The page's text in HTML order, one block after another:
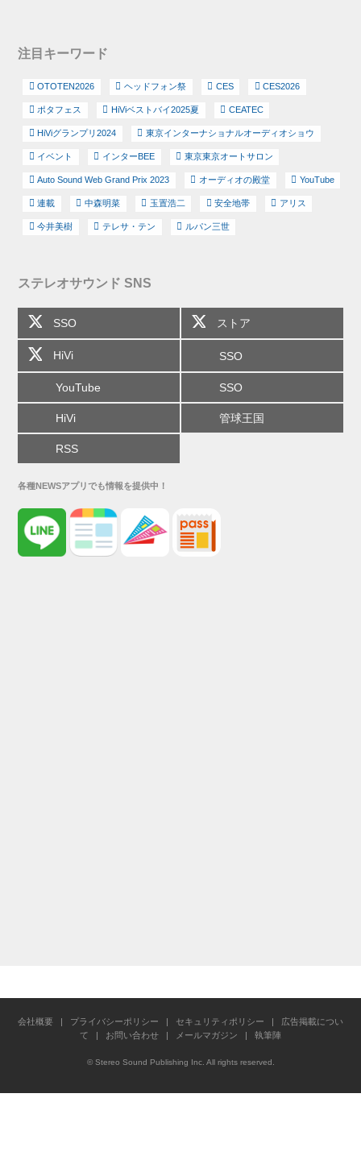
注目キーワード
OTOTEN2026 ヘッドフォン祭 CES CES2026
ポタフェス HiViベストバイ2025夏 CEATEC
HiViグランプリ2024 東京インターナショナルオーディオショウ
イベント インターBEE 東京東京オートサロン
Auto Sound Web Grand Prix 2023 オーディオの殿堂 YouTube
連載 中森明菜 玉置浩二 安全地帯 アリス
今井美樹 テレサ・テン ルパン三世
ステレオサウンド SNS
SSO ストア
HiVi SSO
YouTube SSO
HiVi 管球王国
RSS
各種NEWSアプリでも情報を提供中！
会社概要 | プライバシーポリシー | セキュリティポリシー | 広告掲載につい
て | お問い合わせ | メールマガジン | 執筆陣
© Stereo Sound Publishing Inc. All rights reserved.